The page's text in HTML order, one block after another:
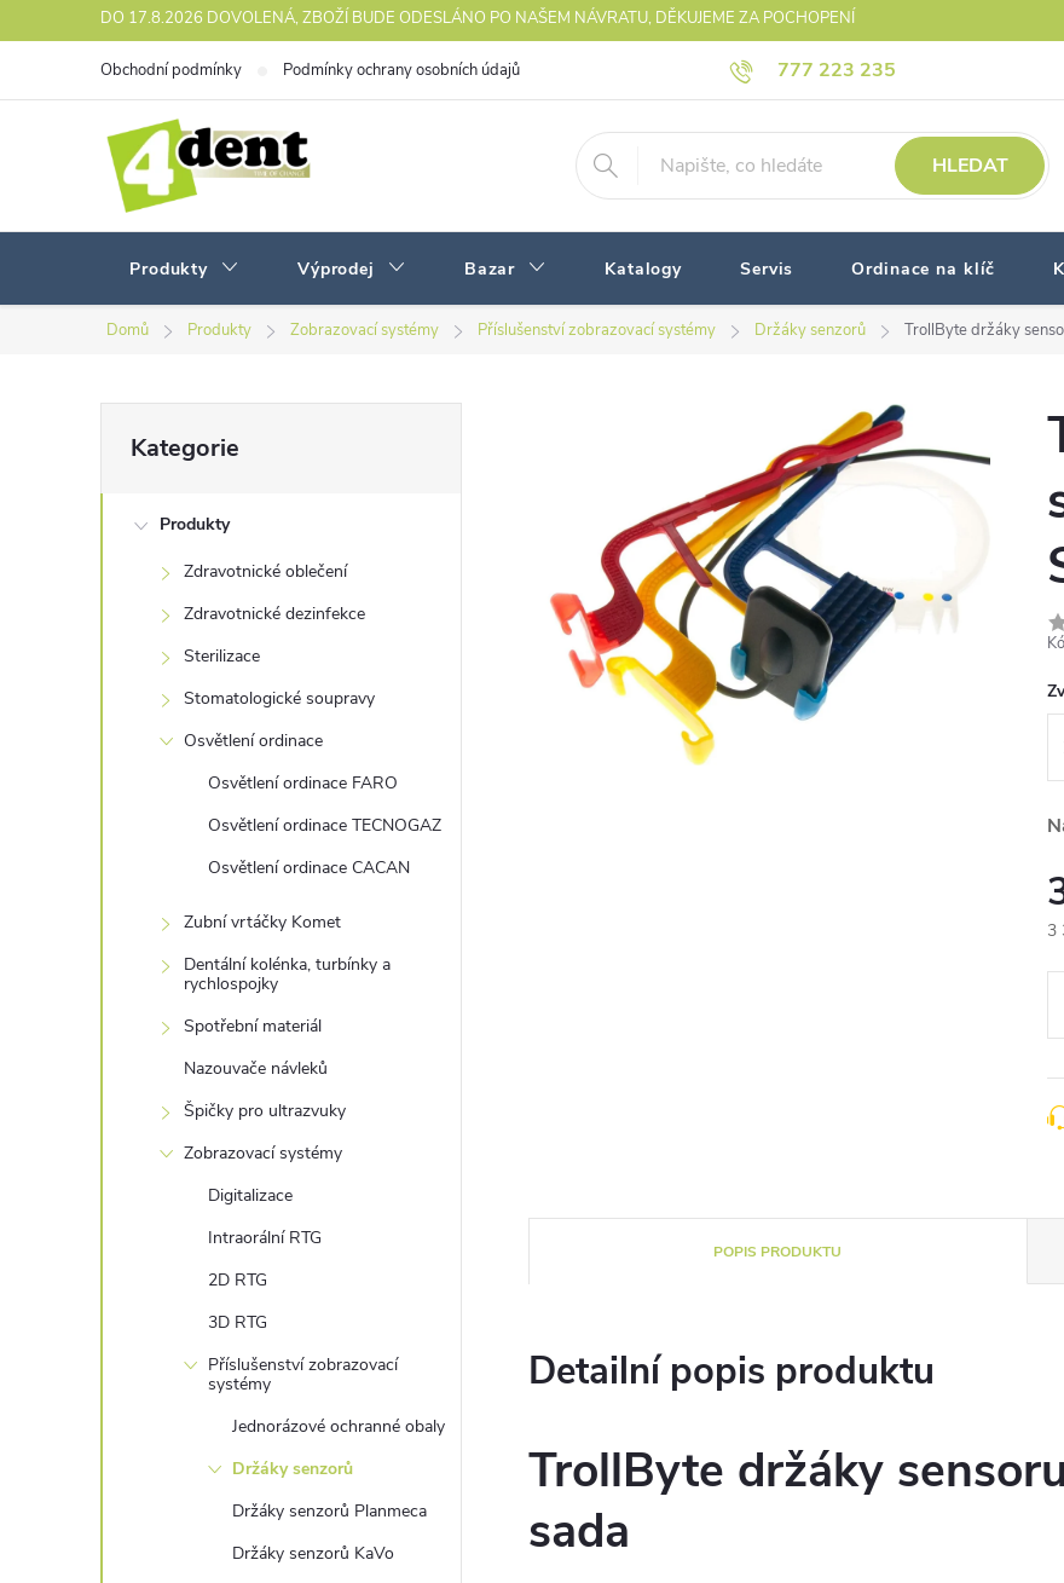
na
DO 17.8.2026 DOVOLENÁ, ZBOŽÍ BUDE ODESLÁNO PO NAŠEM NÁVRATU, DĚKUJEME ZA POCHOPENÍ
777 223 235
Obchodní podmínky Podmínky ochrany osobních údajů
HLEDAT
Produkty Výprodej Bazar Katalogy Servis Ordinace na klíč
Domů Produkty Zobrazovací systémy Příslušenství zobrazovací systémy Držáky senzorů TrollByte držáky
o
kategorie
Kategorie
Produkty
Zdravotnické oblečení
Zdravotnické dezinfekce
Sterilizace
Stomatologické soupravy
Osvětlení ordinace
Osvětlení ordinace FARO
Osvětlení ordinace TECNOGAZ
Osvětlení ordinace CACAN
Zubní vrtáčky Komet
Dentální kolénka, turbínky a
rychlospojky
Spotřební materiál
Nazouvače návleků
Špičky pro ultrazvuky
Zobrazovací systémy
Digitalizace
Intraorální RTG
2D RTG
3D RTG
Příslušenství zobrazovací
systémy
Jednorázové ochranné obaly
Držáky senzorů
Držáky senzorů Planmeca
Držáky senzorů KaVo
3
POPIS PRODUKTU
Detailní popis produktu
TrollByte držáky
sada